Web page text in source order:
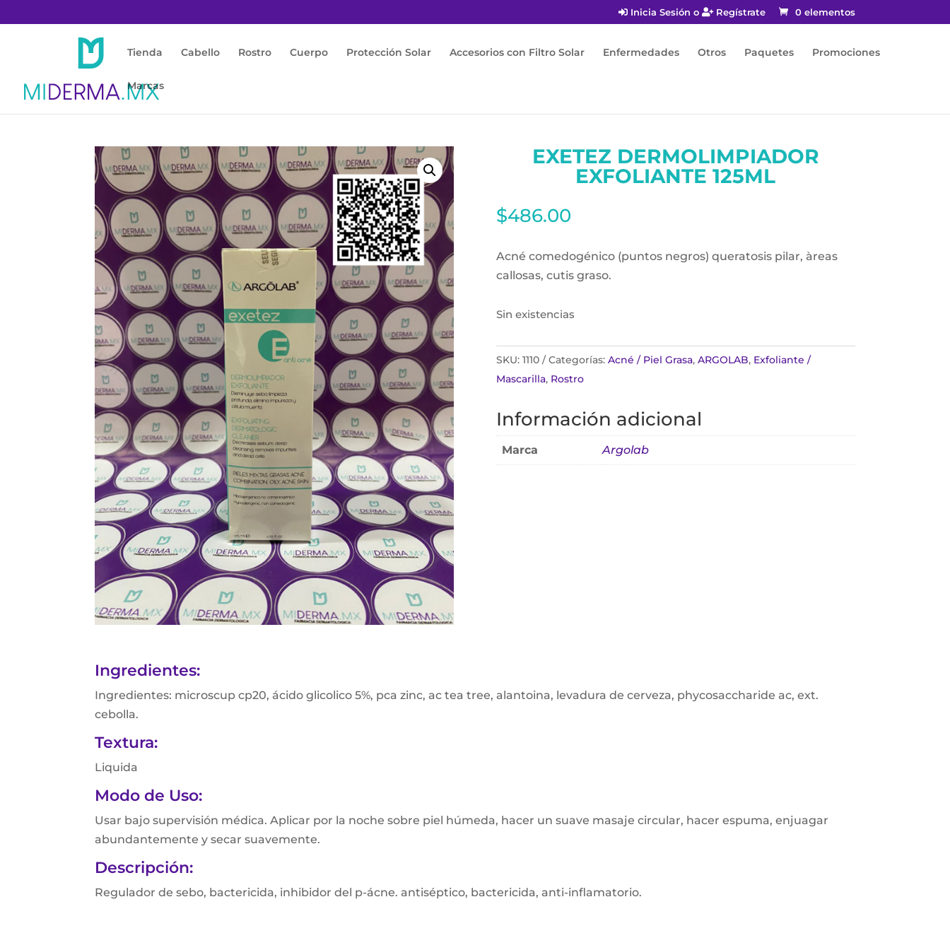
Inicia Sesión o Regístrate 0 elementos
Tienda Cabello Rostro Cuerpo Protección Solar Accesorios con Filtro Solar Enfermedades Otros Paquetes Promociones
Marcas
EXETEZ DERMOLIMPIADOR
EXFOLIANTE 125ML
$486.00
Acné comedogénico (puntos negros) queratosis pilar, àreas
callosas, cutis graso.
Sin existencias
SKU: 1110 Categorías: Acné / Piel Grasa, ARGOLAB, Exfoliante /
Mascarilla, Rostro
Información adicional
Marca Argolab
Ingredientes:
Ingredientes: microscup cp20, ácido glicolico 5%, pca zinc, ac tea tree, alantoina, levadura de cerveza, phycosaccharide ac, ext.
cebolla.
Textura:
Liquida
Modo de Uso:
Usar bajo supervisión médica. Aplicar por la noche sobre piel húmeda, hacer un suave masaje circular, hacer espuma, enjuagar
abundantemente y secar suavemente.
Descripción:
Regulador de sebo, bactericida, inhibidor del p-ácne. antiséptico, bactericida, anti-inflamatorio.